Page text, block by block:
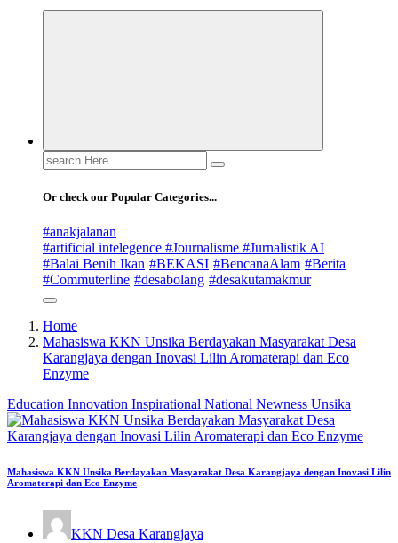
Search
for:
Or check our Popular Categories...
#anakjalanan
#artificial intelegence #Journalisme #Jurnalistik AI
#Balai Benih Ikan #BEKASI #BencanaAlam #Berita
#Commuterline #desabolang #desakutamakmur
Home
Mahasiswa KKN Unsika Berdayakan Masyarakat Desa
Karangjaya dengan Inovasi Lilin Aromaterapi dan Eco
Enzyme
Education Innovation Inspirational National Newness Unsika
Mahasiswa KKN Unsika Berdayakan Masyarakat Desa Karangjaya dengan Inovasi Lilin
Aromaterapi dan Eco Enzyme
KKN Desa Karangjaya